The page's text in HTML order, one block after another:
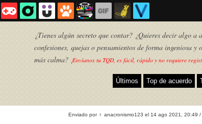
¿Tienes algún secreto que contar? ¿Quieres decir algo
confesiones, quejas o pensamientos de forma ingeniosa
más calma? ¡Envíanos tu TQD, es fácil, rápido y no requiere
Últimos Top de acuerdo
Enviado por ♀ anacronismo123 el 14 ago 2021, 20:49 /